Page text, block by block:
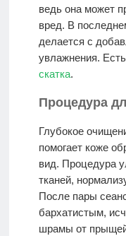
ведь она может
вред. В
делается с
увлажнения.
скатка.
Процедура
Глубокое
помогает коже
вид. Процедура
тканей,
После пары
бархатистым,
шрамы от